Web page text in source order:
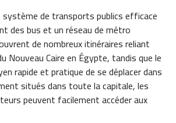
système de transports publics efficace
des bus et un réseau de métro
de nombreux itinéraires reliant
Nouveau Caire en Égypte, tandis que le
rapide et pratique de se déplacer dans
situés dans toute la capitale, les
peuvent facilement accéder aux